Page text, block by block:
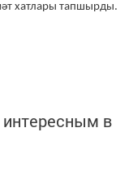
хатлары тапшырды.
в